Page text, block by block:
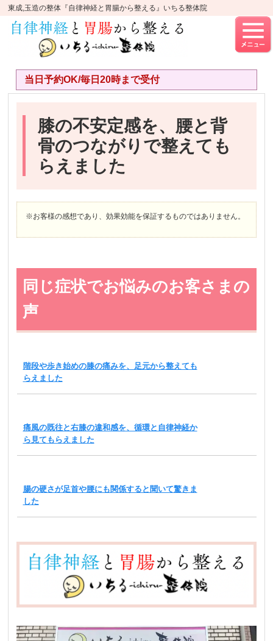
東成,玉造の整体『自律神経と胃腸から整える』いちる整体院
当日予約OK/毎日20時まで受付
膝の不安定感を、腰と背
骨のつながりで整えても
らえました
※お客様の感想であり、効果効能を保証するものではありません。
同じ症状でお悩みのお客さまの
声
階段や歩き始めの膝の痛みを、足元から整えても
らえました
痛風の既往と右膝の違和感を、循環と自律神経か
ら見てもらえました
腸の硬さが足首や腰にも関係すると聞いて驚きま
した